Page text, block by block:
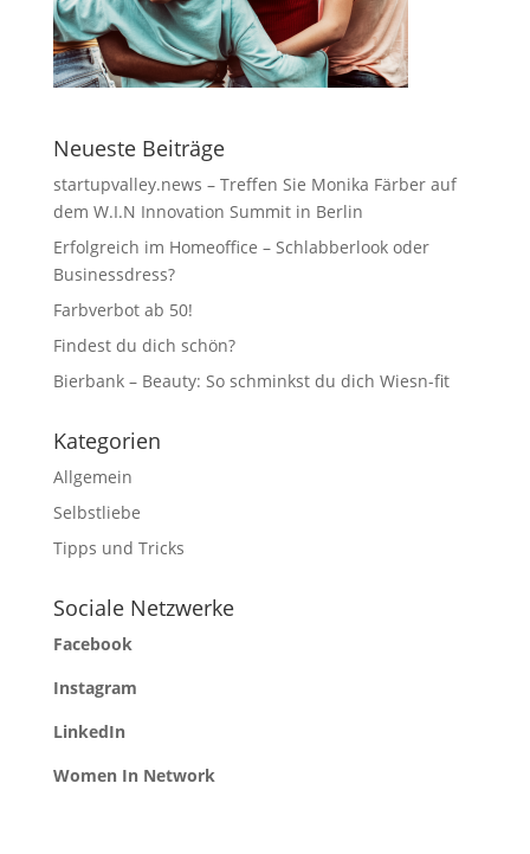
Neueste Beiträge
startupvalley.news – Treffen Sie Monika Färber auf
dem W.I.N Innovation Summit in Berlin
Erfolgreich im Homeoffice – Schlabberlook oder
Businessdress?
Farbverbot ab 50!
Findest du dich schön?
Bierbank – Beauty: So schminkst du dich Wiesn-fit
Kategorien
Allgemein
Selbstliebe
Tipps und Tricks
Sociale Netzwerke
Facebook
Instagram
LinkedIn
Women In Network